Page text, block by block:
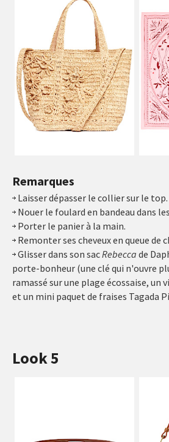
Remarques
Laisser dépasser le collier sur le top.
Nouer le foulard en bandeau dans
Porter le panier à la main.
Remonter ses cheveux en queue de
Glisser dans son sacRebecca de
porte-bonheur (une clé qui n'ouvre
ramassé sur une plage écossaise,
et un mini paquet de fraises Tagada
Look 5